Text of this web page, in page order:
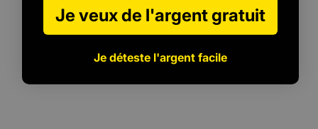
tous les niveaux
Je veux de l'argent gratuit
Je déteste l'argent facile